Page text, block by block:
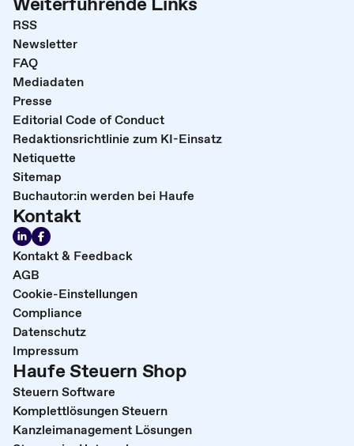
RSS
Newsletter
FAQ
Mediadaten
Presse
Editorial Code of Conduct
Redaktionsrichtlinie zum KI-Einsatz
Netiquette
Sitemap
Buchautor:in werden bei Haufe
Kontakt
Kontakt & Feedback
AGB
Cookie-Einstellungen
Compliance
Datenschutz
Impressum
Haufe Steuern Shop
Steuern Software
Komplettlösungen Steuern
Kanzleimanagement Lösungen